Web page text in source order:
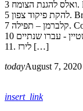
ואלס להגנת הצומח 3. Paul McCartney - Another Day 4. גשם אחרון -
להקת פיקוד צפון 5. Bryan Adams - Please Forgive Me 6. עלמה
קלברמן – תפילה 7. Coldplay – Daddy 8. Sarah Mclachlan – Angel 9.
רמי קלינשטיין - עברו שנתיים 10. Coolio - C U When U Get There
11. לירז […]
todayAugust 7, 2020
insert_link